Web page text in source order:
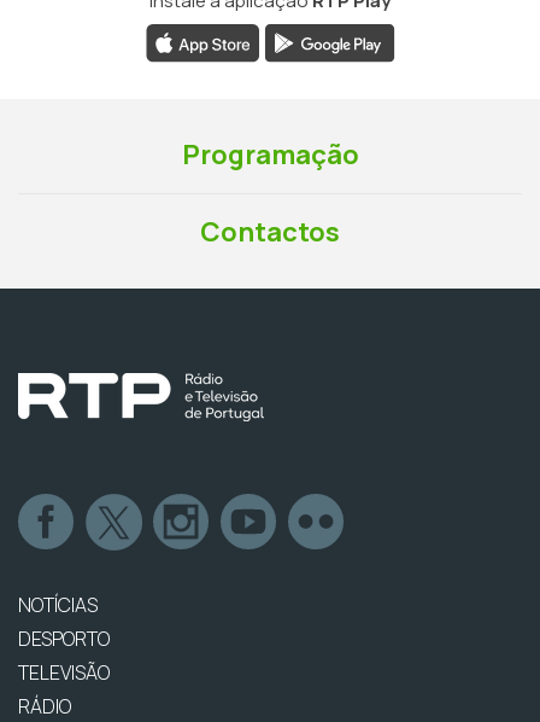
Programação
Contactos
NOTÍCIAS
DESPORTO
TELEVISÃO
RÁDIO